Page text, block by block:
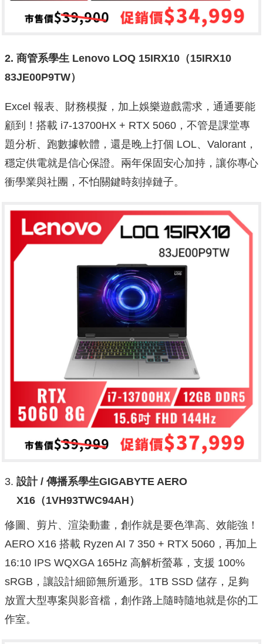
2. 商管系學生 Lenovo LOQ 15IRX10 （15IRX10
83JE00P9TW）
Excel 報表、財務模擬，加上娛樂遊戲需求，通通要能
顧到！搭載 i7-13700HX + RTX 5060，不管是課堂專
題分析、跑數據軟體，還是晚上打個 LOL、Valorant，
穩定供電就是信心保證。兩年保固安心加持，讓你專心
衝學業與社團，不怕關鍵時刻掉鏈子。
設計 / 傳播系學生GIGABYTE AERO
X16 （1VH93TWC94AH）
修圖、剪片、渲染動畫，創作就是要色準高、效能強！
AERO X16 搭載 Ryzen AI 7 350 + RTX 5060，再加上
16:10 IPS WQXGA 165Hz 高解析螢幕，支援 100%
sRGB，讓設計細節無所遁形。1TB SSD 儲存，足夠
放置大型專案與影音檔，創作路上隨時隨地就是你的工
作室。